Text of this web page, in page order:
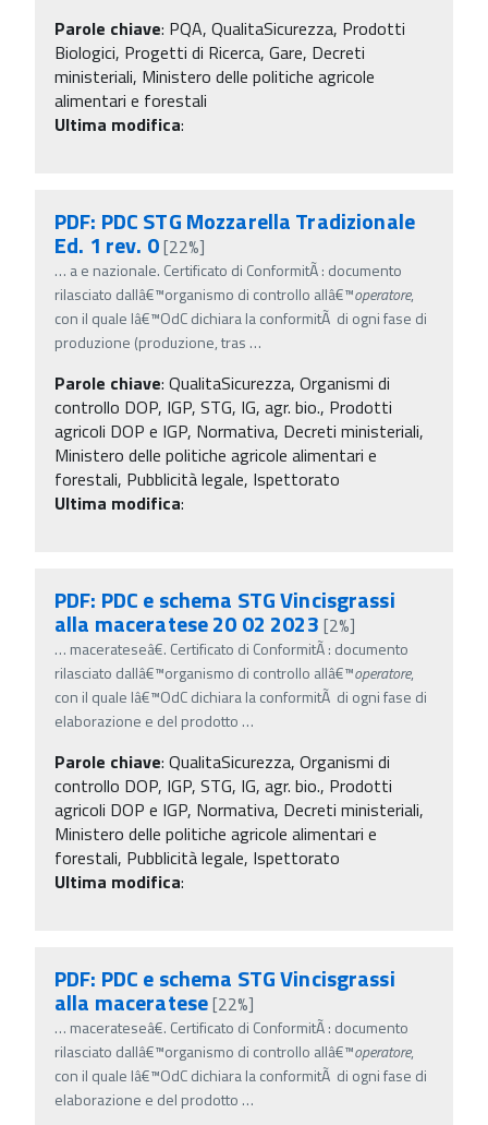
Parole chiave: PQA, QualitaSicurezza, Prodotti
Biologici, Progetti di Ricerca, Gare, Decreti
ministeriali, Ministero delle politiche agricole
alimentari e forestali
Ultima modifica:
PDF: PDC STG Mozzarella Tradizionale
Ed. 1 rev. 0[22%]
… a e nazionale. Certificato di ConformitÃ : documento
rilasciato dallâ€™organismo di controllo allâ€™operatore,
con il quale lâ€™OdC dichiara la conformitÃ di ogni fase di
produzione (produzione, tras …
Parole chiave: QualitaSicurezza, Organismi di
controllo DOP, IGP, STG, IG, agr. bio., Prodotti
agricoli DOP e IGP, Normativa, Decreti ministeriali,
Ministero delle politiche agricole alimentari e
forestali, Pubblicità legale, Ispettorato
Ultima modifica:
PDF: PDC e schema STG Vincisgrassi
alla maceratese 20 02 2023 [2%]
… macerateseâ€. Certificato di ConformitÃ : documento
rilasciato dallâ€™organismo di controllo allâ€™operatore,
con il quale lâ€™OdC dichiara la conformitÃ di ogni fase di
elaborazione e del prodotto …
Parole chiave: QualitaSicurezza, Organismi di
controllo DOP, IGP, STG, IG, agr. bio., Prodotti
agricoli DOP e IGP, Normativa, Decreti ministeriali,
Ministero delle politiche agricole alimentari e
forestali, Pubblicità legale, Ispettorato
Ultima modifica:
PDF: PDC e schema STG Vincisgrassi
alla maceratese[22%]
… macerateseâ€. Certificato di ConformitÃ : documento
rilasciato dallâ€™organismo di controllo allâ€™operatore,
con il quale lâ€™OdC dichiara la conformitÃ di ogni fase di
elaborazione e del prodotto …